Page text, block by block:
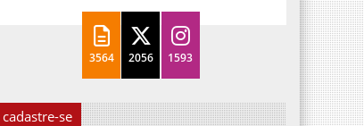
3564 2056 1593
cadastre-se